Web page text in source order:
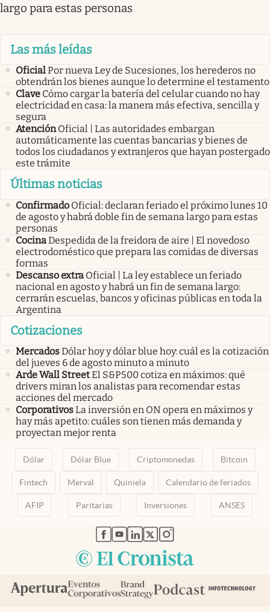
largo para estas personas
Las más leídas
OficialPor nueva Ley de Sucesiones, los herederos no
obtendrán los bienes aunque lo determine el testamento
Clave Cómo cargar la batería del celular cuando no hay
electricidad en casa: la manera más efectiva, sencilla y
segura
Atención Oficial | Las autoridades embargan
automáticamente las cuentas bancarias y bienes de
todos los ciudadanos y extranjeros que hayan postergado
este trámite
Últimas noticias
Confirmado Oficial: declaran feriado el próximo lunes 10
de agosto y habrá doble fin de semana largo para estas
personas
CocinaDespedida de la freidora de aire | El novedoso
electrodoméstico que prepara las comidas de diversas
formas
Descanso extra Oficial | La ley establece un feriado
nacional en agosto y habrá un fin de semana largo:
cerrarán escuelas, bancos y oficinas públicas en toda la
Argentina
Cotizaciones
MercadosDólar hoy y dólar blue hoy: cuál es la cotización
del jueves 6 de agosto minuto a minuto
Arde Wall StreetEl S&P500 cotiza en máximos: qué
drivers miran los analistas para recomendar estas
acciones del mercado
CorporativosLa inversión en ON opera en máximos y
hay más apetito: cuáles son tienen más demanda y
proyectan mejor renta
Dólar Dólar Blue Criptomonedas Bitcoin
Fintech Merval Quiniela Calendario de feriados
AFIP Paritarias Inversiones ANSES
abre en nueva pestaña
abre en nueva pestaña
abre en nueva pestaña
abre en nueva pestaña
abre en nueva pestaña